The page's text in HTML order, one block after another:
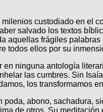
custodiado en el
salvado los textos
frágiles
todos ellos por su
ninguna antología
las cumbres. Sin
los transformamos
abono, sachadura,
de otros. Su